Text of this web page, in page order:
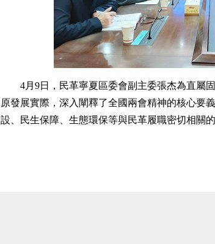
4月9日，民革寧夏區委會副主委張杰為直屬
原發展實際，深入闡釋了全國兩會精神的核心要
設、民生保障、生態環保等與民革履職密切相關